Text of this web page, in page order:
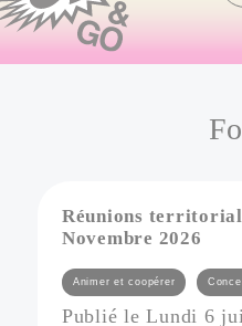
Réunions
Novembre 2026
Catégories
Animer et coopérer
Publié le Lundi 6